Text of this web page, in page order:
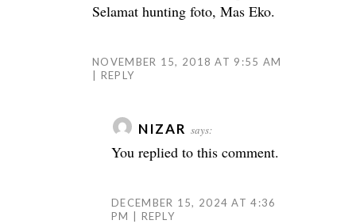
Selamat hunting foto, Mas Eko.
NOVEMBER 15, 2018 AT 9:55 AM
REPLY
NIZAR says:
You replied to this comment.
DECEMBER 15, 2024 AT 4:36
PM
REPLY